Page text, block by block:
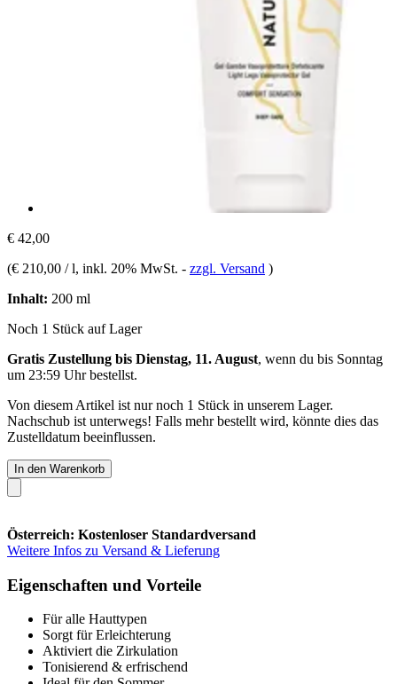
€ 42,00
(€ 210,00 / l, inkl. 20% MwSt. - zzgl. Versand )
Inhalt: 200 ml
Noch 1 Stück auf Lager
Gratis Zustellung bis Dienstag, 11. August, wenn du bis Sonntag
um 23:59 Uhrbestellst.
Von diesem Artikel ist nur noch 1 Stück in unserem Lager.
Nachschub ist unterwegs! Falls mehr bestellt wird, könnte dies das
Zustelldatum beeinflussen.
In den Warenkorb
Österreich: Kostenloser Standardversand
Weitere Infos zu Versand & Lieferung
Eigenschaften und Vorteile
Für alle Hauttypen
Sorgt für Erleichterung
Aktiviert die Zirkulation
Tonisierend & erfrischend